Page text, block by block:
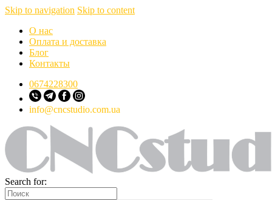
Skip to navigation Skip to content
О нас
Оплата и доставка
Блог
Контакты
0674228300
info@cncstudio.com.ua
Search for: